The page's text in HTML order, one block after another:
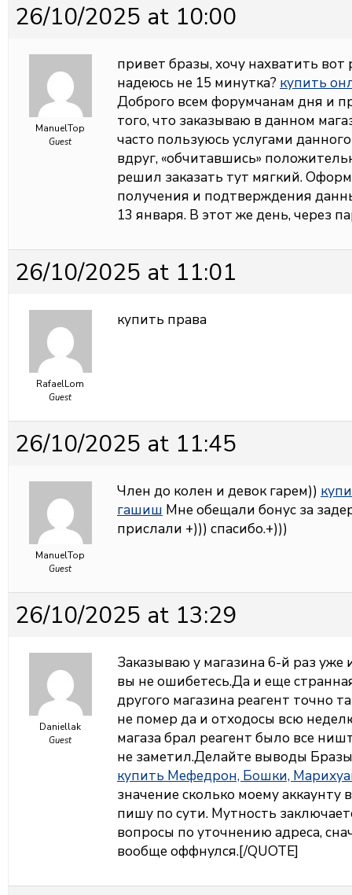
26/10/2025 at 10:00
ManuelTop
Guest
привет бразы, хочу нахватить вот
надеюсь не 15 минутка? купить
Доброго всем форумчанам дня и
того, что заказываю в данном
часто пользуюсь услугами
вдруг, «обчитавшись»
решил заказать тут мягкий.
получения и подтверждения
13 января. В этот же день, через
26/10/2025 at 11:01
RafaelLom
Guest
купить права
26/10/2025 at 11:45
ManuelTop
Guest
Член до колен и девок гарем))
гашиш Мне обещали бонус за
прислали +))) спасибо.+)))
26/10/2025 at 13:29
Daniellak
Guest
Заказываю у магазина 6-й раз уже
вы не ошибетесь.Да и еще
другого магазина реагент точно
не помер да и отходосы всю
магаза брал реагент было все
не заметил.Делайте выводы
купить Мефедрон, Бошки,
значение сколько моему аккаунту
пишу по сути. Мутность
вопросы по уточнению адреса,
вообще оффнулся.[/QUOTE]